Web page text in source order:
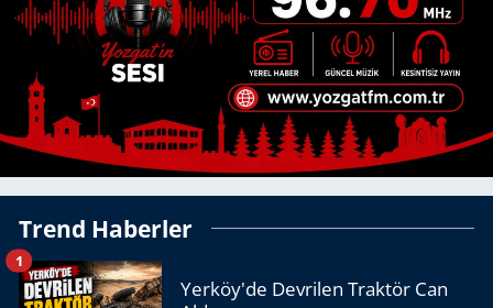
Trend Haberler
Yerköy'de Devrilen Traktör Can
1